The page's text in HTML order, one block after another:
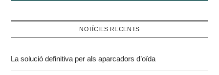
NOTÍCIES RECENTS
La solució definitiva per als aparcadors d’oïda